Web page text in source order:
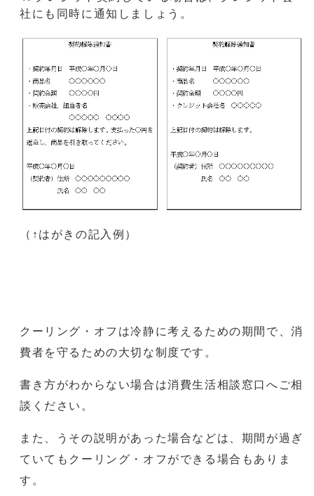
社にも同時に通知しましょう。
（↑はがきの記入例）
クーリング・オフは冷静に考えるための期間で、消
費者を守るための大切な制度です。
書き方がわからない場合は消費生活相談窓口へご相
談ください。
また、うその説明があった場合などは、期間が過ぎ
ていてもクーリング・オフができる場合もありま
す。